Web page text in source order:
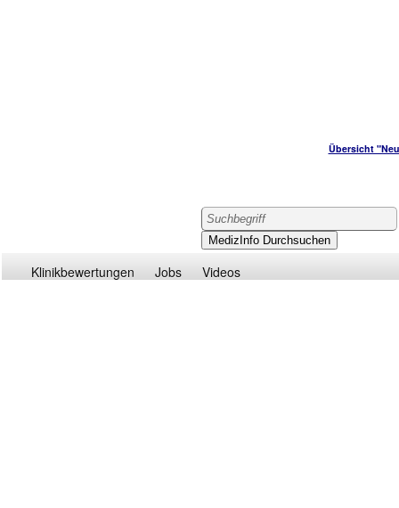
Übersicht
Klinikbewertungen Jobs Videos